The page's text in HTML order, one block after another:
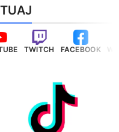
TWITCH FACEBOOK